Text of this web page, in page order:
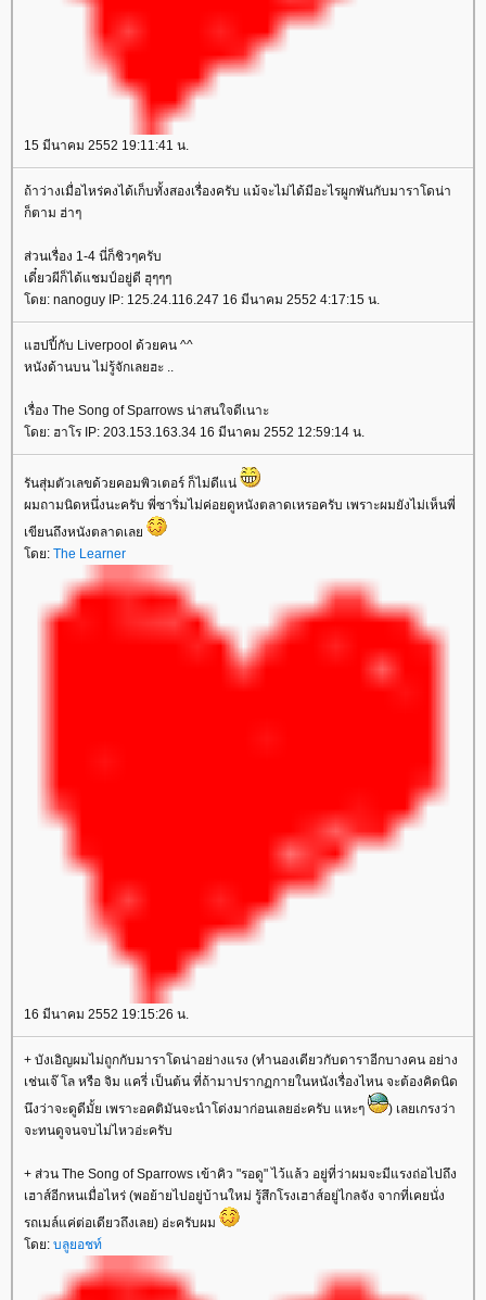
15 มีนาคม 2552 19:11:41 น.
ถ้าว่างเมื่อไหร่คงได้เก็บทั้งสองเรื่องครับ แม้จะไม่ได้มีอะไรผูกพันกับมาราโดน่า
ก็ตาม ฮ่าๆ
ส่วนเรื่อง 1-4 นี่ก็ชิวๆครับ
เดี๋ยวผีก็ได้แชมป์อยู่ดี ฮุๆๆๆ
ดย: nanoguy IP: 125.24.116.247 16 มีนาคม 2552 4:17:15 น.
ฮปปี้กับ Liverpool ด้วยคน ^^
หนังด้านบน ไม่รู้จักเลยฮะ ..
เรื่อง The Song of Sparrows น่าสนใจดีเนาะ
ดย: ฮาโร IP: 203.153.163.34 16 มีนาคม 2552 12:59:14 น.
รันสุ่มตัวเลขด้วยคอมพิวเตอร์ ก็ไม่ดีแน่
ผมถามนิดหนึ่งนะครับ พี่ซาริ่มไม่ค่อยดูหนังตลาดเหรอครับ เพราะผมยังไม่เห็นพี่
เขียนถึงหนังตลาดเล
ดย: The Learner
16 มีนาคม 2552 19:15:26 น.
+ บังเอิญผมไม่ถูกกับมาราโดน่าอย่างแรง (ทำนองเดียวกับดาราอีกบางคน อย่าง
เช่นเจ๊ โล หรือ จิม แครี่ เป็นต้น ที่ถ้ามาปรากฏกายในหนังเรื่องไหน จะต้องคิดนิด
นึงว่าจะดูดีมั้ย เพราะอคติมันจะนำโด่งมาก่อนเลยอ่ะครับ แหะๆ
) เลยเกรงว่า
จะทนดูจนจบไม่ไหวอ่ะครับ
+ ส่วน The Song of Sparrows เข้าคิว "รอดู" ไว้แล้ว อยู่ที่ว่าผมจะมีแรงถ่อไปถึง
เฮาส์อีกหนเมื่อไหร่ (พอย้ายไปอยู่บ้านใหม่ รู้สึกโรงเฮาส์อยู่ไกลจัง จากที่เคยนั่ง
รถเมล์แค่ต่อเดียวถึงเลย) อ่ะครับผม
ดย: บลูยอชท์